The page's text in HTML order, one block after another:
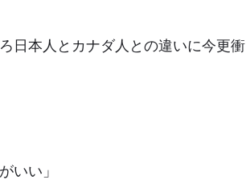
日本人とカナダ人との違いに今更衝
いい」